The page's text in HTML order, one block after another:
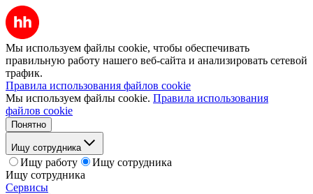
Мы используем файлы cookie, чтобы обеспечивать
правильную работу нашего веб-сайта и анализировать сетевой
трафик.
Правила использования файлов cookie
Мы используем файлы cookie. Правила использования
файлов cookie
Понятно
Ищу сотрудника
Ищу работу
Ищу сотрудника
Ищу сотрудника
Сервисы